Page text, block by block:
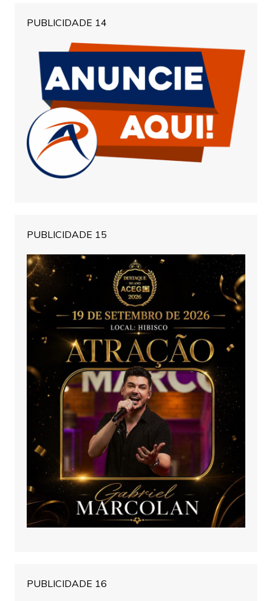
PUBLICIDADE 14
PUBLICIDADE 15
PUBLICIDADE 16